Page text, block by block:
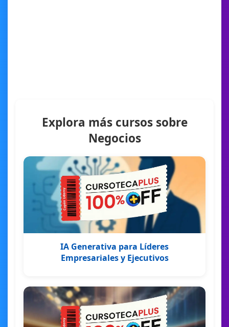
Explora más cursos sobre
Negocios
IA Generativa para Líderes
Empresariales y Ejecutivos